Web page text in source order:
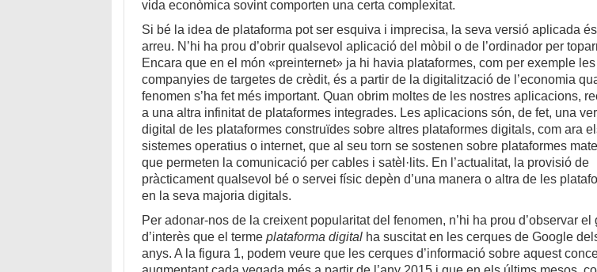
vida econòmica sovint comporten una certa complexitat.
Si bé la idea de plataforma pot ser esquiva i imprecisa, la seva versió aplicada
arreu. N’hi ha prou d’obrir qualsevol aplicació del mòbil o de l’ordinador per
Encara que en el món «preinternet» ja hi havia plataformes, com per exemple les
companyies de targetes de crèdit, és a partir de la digitalització de l’economia
fenomen s’ha fet més important. Quan obrim moltes de les nostres aplicacions,
a una altra infinitat de plataformes integrades. Les aplicacions són, de fet, una
digital de les plataformes construïdes sobre altres plataformes digitals, com ara
sistemes operatius o internet, que al seu torn se sostenen sobre plataformes
que permeten la comunicació per cables i satèl·lits. En l’actualitat, la provisió de
pràcticament qualsevol bé o servei físic depèn d’una manera o altra de les
en la seva majoria digitals.
Per adonar-nos de la creixent popularitat del fenomen, n’hi ha prou d’observar el
d’interès que el termeplataforma digital ha suscitat en les cerques de Google
anys. A la figura 1, podem veure que les cerques d’informació sobre aquest